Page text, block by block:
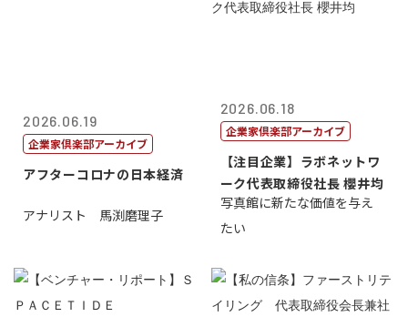
2026.06.19
企業家倶楽部アーカイブ
アフターコロナの日本経済
アナリスト 馬渕磨理子
2026.06.18
企業家倶楽部アーカイブ
【注目企業】ラボネットワ
ーク代表取締役社長 櫻井均
写真館に新たな価値を与え
たい